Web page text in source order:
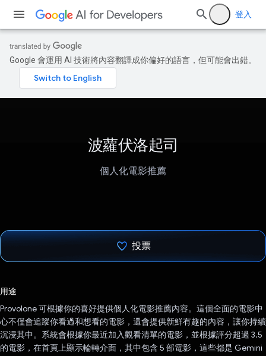
登入
Google 會運用 AI 技術將內容翻譯成你偏好的語言，但可能會出錯。
波蘿伏洛起司
個人化電影推薦
投票
用途
Provolone 可根據你的喜好提供個人化電影推薦內容。這個全面的電影中
心不僅會追蹤你看過和想看的電影，還會提供新鮮有趣的內容，讓你持續
沉浸其中。系統會根據你最近加入觀看清單的電影，並根據評分超過 3.5
的電影，在首頁上顯示輪轉介面，其中包含 5 部電影，這些都是 Gemini